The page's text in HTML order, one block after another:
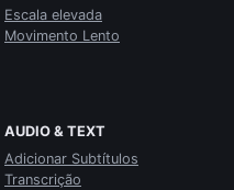
Escala elevada
Movimento Lento
AUDIO & TEXT
Adicionar Subtítulos
Transcrição